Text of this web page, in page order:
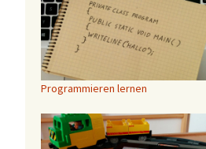
Programmieren lernen